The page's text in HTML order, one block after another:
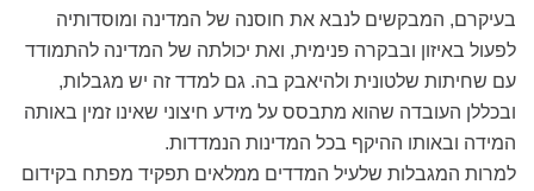
בעיקרם, המבקשים לנבא את חוסנה של המדינה ומוסדותיה
לפעול באיזון ובבקרה פנימית, ואת יכולתה של המדינה להתמודד
עם שחיתות שלטונית ולהיאבק בה. גם למדד זה יש מגבלות,
ובכללן העובדה שהוא מתבסס על מידע חיצוני שאינו זמין באותה
המידה ובאותו ההיקף בכל המדינות הנמדדות.
למרות המגבלות שלעיל המדדים ממלאים תפקיד מפתח בקידום